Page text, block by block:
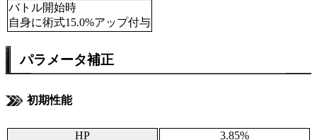
バトル開始時
自身に術式15.0%アップ付与
パラメータ補正
初期性能
HP
3.85%